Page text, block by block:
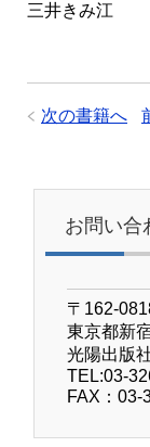
三井きみ江
次の書籍へ
お問い合
〒162-
東京都新
光陽出版
TEL:03-
FAX：03-